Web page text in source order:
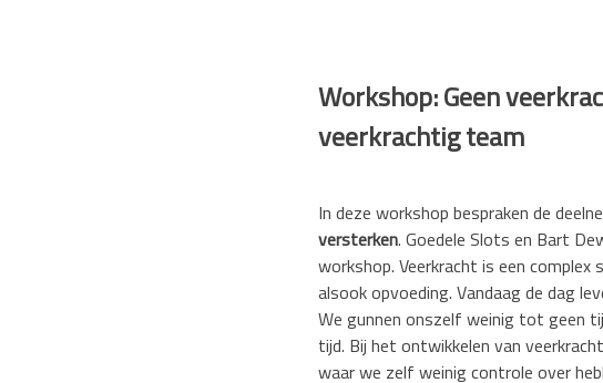
Workshop: Geen
veerkrachtig team
In deze workshop bespraken de
versterken. Goedele Slots en Bart
workshop. Veerkracht is een complex
alsook opvoeding. Vandaag de dag
We gunnen onszelf weinig tot geen
tijd. Bij het ontwikkelen van
waar we zelf weinig controle over